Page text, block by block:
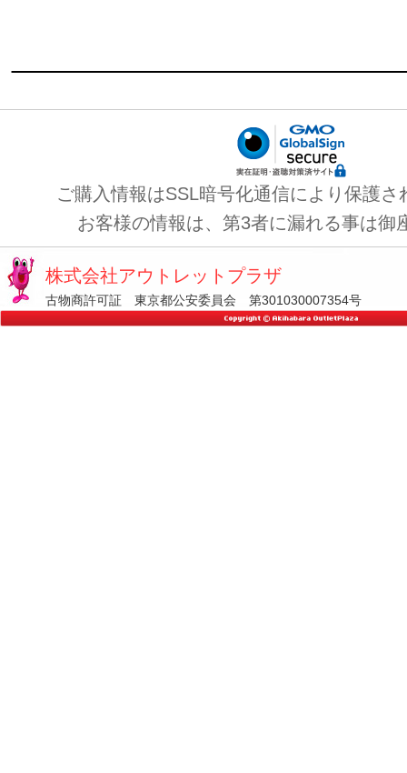
ご購入情報はSSL暗号化通信により保護さ
お客様の情報は、第3者に漏れる事は御
株式会社アウトレットプラザ
古物商許可証 東京都公安委員会 第301030007354号